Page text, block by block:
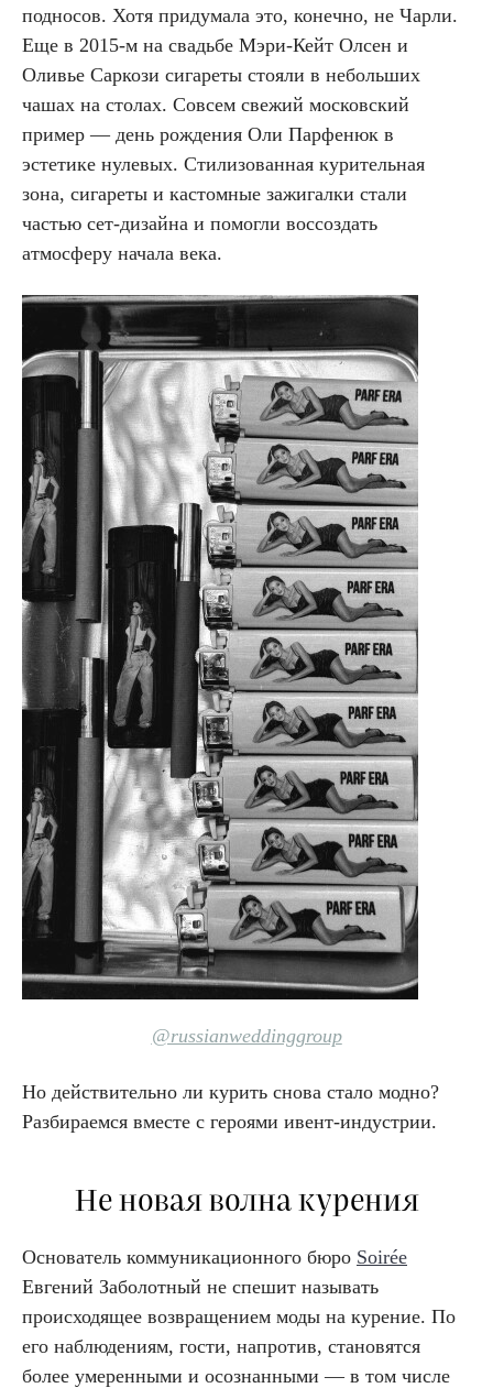
подносов. Хотя придумала это, конечно, не Чарли.
Еще в 2015-м на свадьбе Мэри-Кейт Олсен и
Оливье Саркози сигареты стояли в небольших
чашах на столах. Совсем свежий московский
пример — день рождения Оли Парфенюк в
эстетике нулевых. Стилизованная курительная
зона, сигареты и кастомные зажигалки стали
частью сет-дизайна и помогли воссоздать
атмосферу начала века.
@russianweddinggroup
Но действительно ли курить снова стало модно?
Разбираемся вместе с героями ивент-индустрии.
Не новая волна курения
Основатель коммуникационного бюро Soirée
Евгений Заболотный не спешит называть
происходящее возвращением моды на курение. По
его наблюдениям, гости, напротив, становятся
более умеренными и осознанными — в том числе